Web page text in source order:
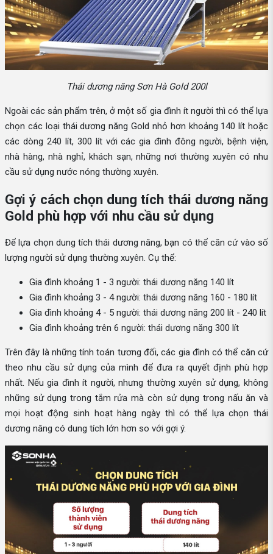
Thái dương năng Sơn Hà Gold 200l
Ngoài các sản phẩm trên, ở một số gia đình ít người thì có thể lựa
chọn các loại thái dương năng Gold nhỏ hơn khoảng 140 lít hoặc
các dòng 240 lít, 300 lít với các gia đình đông người, bệnh viện,
nhà hàng, nhà nghỉ, khách sạn, những nơi thường xuyên có nhu
cầu sử dụng nước nóng thường xuyên.
Gợi ý cách chọn dung tích thái dương năng
Gold phù hợp với nhu cầu sử dụng
Để lựa chọn dung tích thái dương năng, bạn có thể căn cứ vào số
lượng người sử dụng thường xuyên. Cụ thể:
Gia đình khoảng 1 - 3 người: thái dương năng 140 lít
Gia đình khoảng 3 - 4 người: thái dương năng 160 - 180 lít
Gia đình khoảng 4 - 5 người: thái dương năng 200 lít - 240 lít
Gia đình khoảng trên 6 người: thái dương năng 300 lít
Trên đây là những tính toán tương đối, các gia đình có thể căn cứ
theo nhu cầu sử dụng của mình để đưa ra quyết định phù hợp
nhất. Nếu gia đình ít người, nhưng thường xuyên sử dụng, không
những sử dụng trong tắm rửa mà còn sử dụng trong nấu ăn và
mọi hoạt động sinh hoạt hàng ngày thì có thể lựa chọn thái
dương năng có dung tích lớn hơn so với gợi ý.